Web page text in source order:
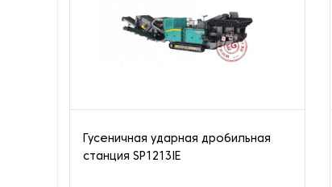
Гусеничная ударная дробильная
станция SP1213IE